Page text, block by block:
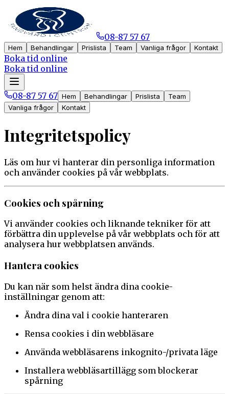
08-87 57 67
Hem Behandlingar Prislista Team Vanliga frågor Kontakt
Boka tid online
Boka tid online
08-87 57 67 Hem Behandlingar Prislista
Team
Vanliga frågor
Kontakt
Integritetspolicy
Läs om hur vi hanterar din personliga information
och använder cookies på vår webbplats.
Cookies och spårning
Vi använder cookies och liknande tekniker för att
förbättra din upplevelse på vår webbplats och för att
analysera hur webbplatsen används.
Hantera cookies
Du kan när som helst ändra dina cookie-
inställningar genom att:
Ändra dina val i cookie hanteraren
Rensa cookies i din webbläsare
Använda webbläsarens inkognito-/privata läge
Installera webbläsartillägg som blockerar
spårning